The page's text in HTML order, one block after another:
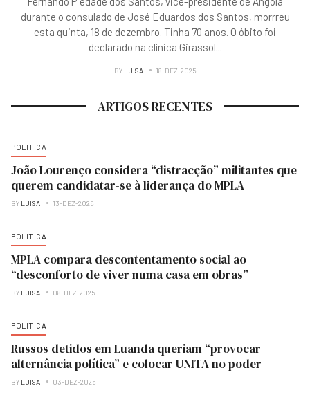
durante o consulado de José Eduardos dos Santos, morrreu
esta quinta, 18 de dezembro. Tinha 70 anos. O óbito foi
declarado na clínica Girassol...
BY LUISA 18-DEZ-2025
ARTIGOS RECENTES
POLITICA
João Lourenço considera “distracção” militantes que
querem candidatar-se à liderança do MPLA
BY LUISA 13-DEZ-2025
POLITICA
MPLA compara descontentamento social ao
“desconforto de viver numa casa em obras”
BY LUISA 08-DEZ-2025
POLITICA
Russos detidos em Luanda queriam “provocar
alternância política” e colocar UNITA no poder
BY LUISA 03-DEZ-2025